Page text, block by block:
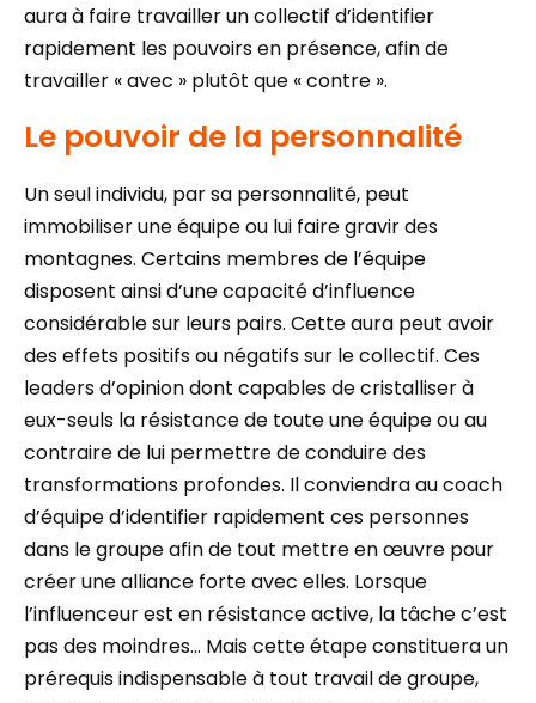
aura à faire travailler un collectif d’identifier
rapidement les pouvoirs en présence, afin de
travailler « avec » plutôt que « contre ».
Le pouvoir de la personnalité
Un seul individu, par sa personnalité, peut
immobiliser une équipe ou lui faire gravir des
montagnes. Certains membres de l’équipe
disposent ainsi d’une capacité d’influence
considérable sur leurs pairs. Cette aura peut avoir
des effets positifs ou négatifs sur le collectif. Ces
leaders d’opinion dont capables de cristalliser à
eux-seuls la résistance de toute une équipe ou au
contraire de lui permettre de conduire des
transformations profondes. Il conviendra au coach
d’équipe d’identifier rapidement ces personnes
dans le groupe afin de tout mettre en œuvre pour
créer une alliance forte avec elles. Lorsque
l’influenceur est en résistance active, la tâche c’est
pas des moindres… Mais cette étape constituera un
prérequis indispensable à tout travail de groupe,